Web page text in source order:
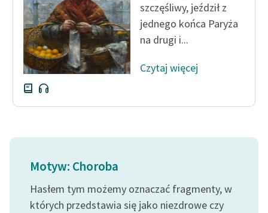
szczęśliwy, jeździł z
jednego końca Paryża
na drugi i...
Czytaj więcej
Motyw: Choroba
Hasłem tym możemy oznaczać fragmenty, w
których przedstawia się jako niezdrowe czy